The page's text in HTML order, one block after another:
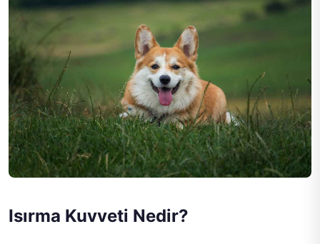
Isırma Kuvveti Nedir?